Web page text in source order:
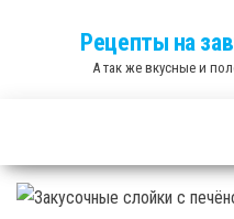
Рецепты на
А так же вкусные и